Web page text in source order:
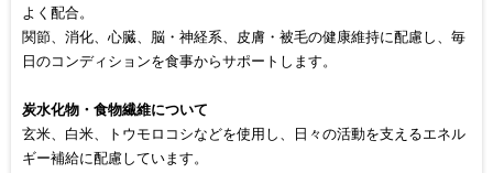
よく配合。
関節、消化、心臓、脳・神経系、皮膚・被毛の健康維持に配慮し、毎
日のコンディションを食事からサポートします。
炭水化物・食物繊維について
玄米、白米、トウモロコシなどを使用し、日々の活動を支えるエネル
ギー補給に配慮しています。